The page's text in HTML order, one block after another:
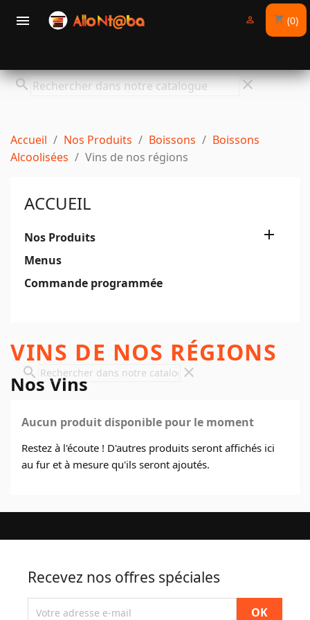
 shopping_cart (0)

search clear
Accueil Nos Produits Boissons
Boissons
Alcoolisées
Vins de nos régions
ACCUEIL
Nos Produits 
Menus
Commande programmée
VINS DE NOS RÉGIONS
Nos Vins
Aucun produit disponible pour le moment
Restez à l'écoute ! D'autres produits seront affichés ici
au fur et à mesure qu'ils seront ajoutés.
search clear
Recevez nos offres spéciales